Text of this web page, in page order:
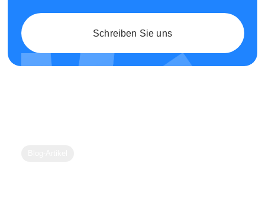
Schreiben Sie uns